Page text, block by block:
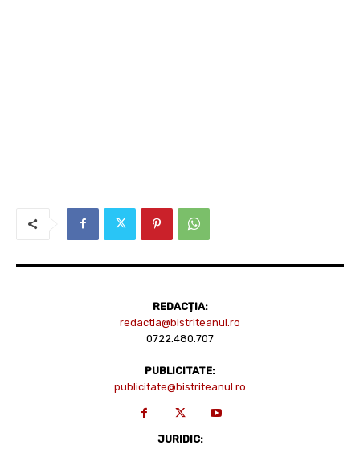
REDACȚIA:
redactia@bistriteanul.ro
0722.480.707
PUBLICITATE:
publicitate@bistriteanul.ro
JURIDIC: